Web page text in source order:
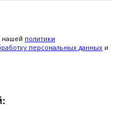
нашей политики
персональных данных и